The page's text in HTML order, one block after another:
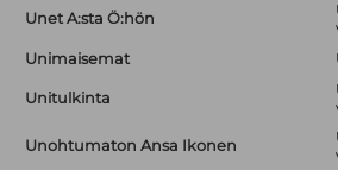
Unet A:sta Ö:hön
Unimaisemat
Unitulkinta
Unohtumaton Ansa Ikonen